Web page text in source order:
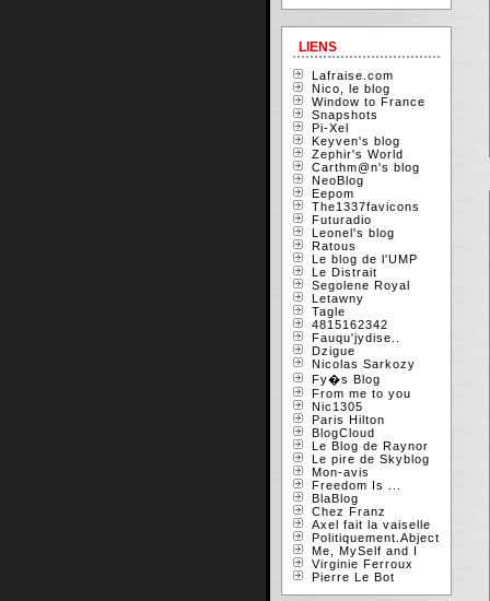
LIENS
Lafraise.com
Nico, le blog
Window to France
Snapshots
Pi-Xel
Keyven's blog
Zephir's World
Carthm@n's blog
NeoBlog
Eepom
The1337favicons
Futuradio
Leonel's blog
Ratous
Le blog de l'UMP
Le Distrait
Segolene Royal
Letawny
Tagle
4815162342
Fauqu'jydise..
Dzigue
Nicolas Sarkozy
Fy�s Blog
From me to you
Nic1305
Paris Hilton
BlogCloud
Le Blog de Raynor
Le pire de Skyblog
Mon-avis
Freedom Is ...
BlaBlog
Chez Franz
Axel fait la vaiselle
Politiquement.Abject
Me, MySelf and I
Virginie Ferroux
Pierre Le Bot